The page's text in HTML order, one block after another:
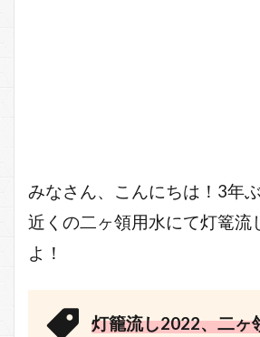
みなさん、こんにちは！3年
近くの二ヶ領用水にて灯篭流
よ！
灯籠流し2022、二ヶ